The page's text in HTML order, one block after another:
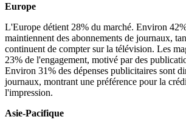
Europe
L'Europe détient 28% du marché. Environ
maintiennent des abonnements de journaux,
continuent de compter sur la télévision. Les
23% de l'engagement, motivé par des
Environ 31% des dépenses publicitaires sont
journaux, montrant une préférence pour la
l'impression.
Asie-Pacifique